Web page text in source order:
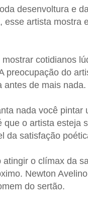
e da
artista mostra
cotidianos
preocupação do
antes de mais nada.
você pintar
o artista esteja
da satisfação
o clímax da
Newton
do sertão.